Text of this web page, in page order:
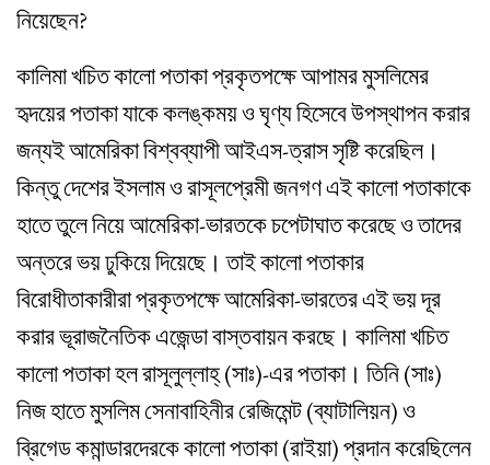
নিয়েছেন?
কালিমা খচিত কালো পতাকা প্রকৃতপক্ষে আপামর মুসলিমের
হৃদয়ের পতাকা যাকে কলঙ্কময় ও ঘৃণ্য হিসেবে উপস্থাপন করার
জন্যই আমেরিকা বিশ্বব্যাপী আইএস-ত্রাস সৃষ্টি করেছিল।
কিন্তু দেশের ইসলাম ও রাসূলপ্রেমী জনগণ এই কালো পতাকাকে
হাতে তুলে নিয়ে আমেরিকা-ভারতকে চপেটাঘাত করেছে ও তাদের
অন্তরে ভয় ঢুকিয়ে দিয়েছে। তাই কালো পতাকার
বিরোধীতাকারীরা প্রকৃতপক্ষে আমেরিকা-ভারতের এই ভয় দূর
করার ভূরাজনৈতিক এজেন্ডা বাস্তবায়ন করছে। কালিমা খচিত
কালো পতাকা হল রাসূলুল্লাহ্‌ (সাঃ)-এর পতাকা। তিনি (সাঃ)
নিজ হাতে মুসলিম সেনাবাহিনীর রেজিমেন্ট (ব্যাটালিয়ন) ও
ব্রিগেড কমান্ডারদেরকে কালো পতাকা (রাইয়া) প্রদান করেছিলেন